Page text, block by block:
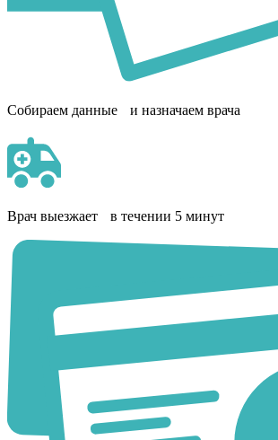
Собираем данные и назначаем врача
Врач выезжает в течении 5 минут